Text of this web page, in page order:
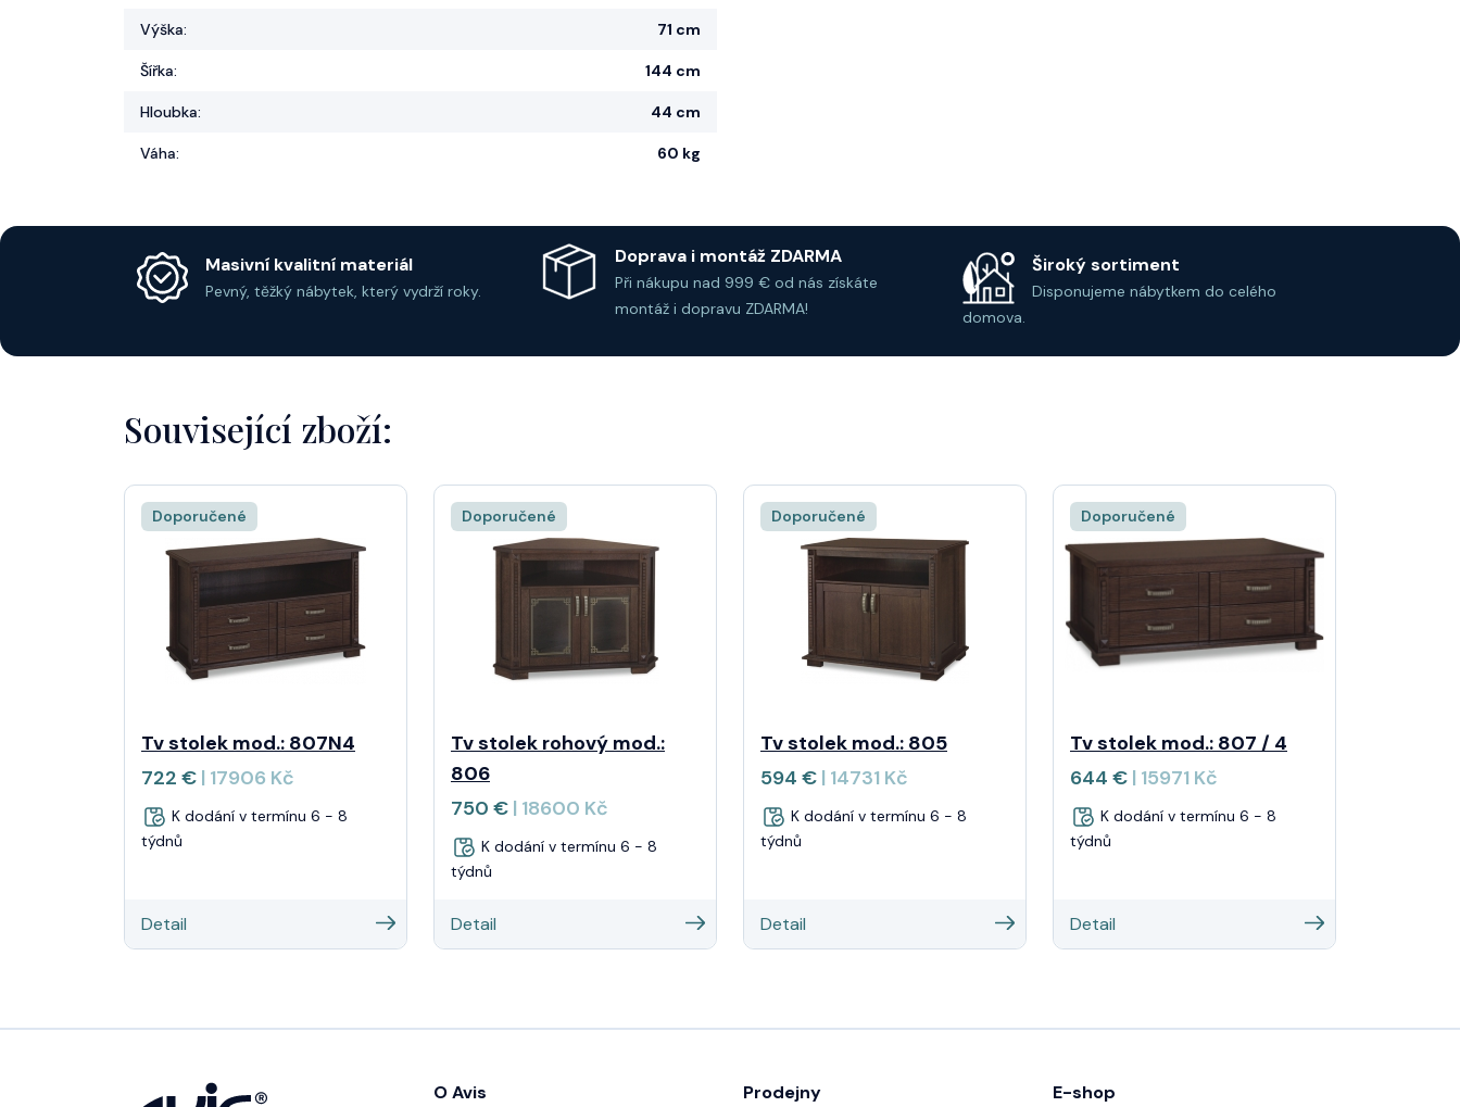
Výška: 71 cm
Šířka: 144 cm
Hloubka: 44 cm
Váha: 60 kg
Masivní kvalitní materiál
Pevný, těžký nábytek, který vydrží roky.
Doprava i montáž ZDARMA
Při nákupu nad 999 € od nás získáte
montáž i dopravu ZDARMA!
Široký sortiment
Disponujeme nábytkem do celého
domova.
Související zboží:
Doporučené
Tv stolek mod.: 807N4
722 € | 17906 Kč
K dodání v termínu 6 - 8
týdnů
Detail
Doporučené
Tv stolek rohový mod.:
806
750 € | 18600 Kč
K dodání v termínu 6 - 8
týdnů
Detail
Doporučené
Tv stolek mod.: 805
594 € | 14731 Kč
K dodání v termínu 6 - 8
týdnů
Detail
Doporučené
Tv stolek mod.: 807 / 4
644 € | 15971 Kč
K dodání v termínu 6 - 8
týdnů
Detail
O Avis Prodejny E-shop